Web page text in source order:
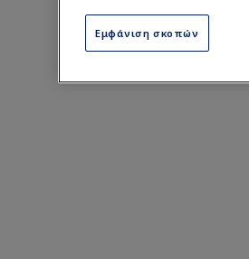
Εμφάνιση σκοπών